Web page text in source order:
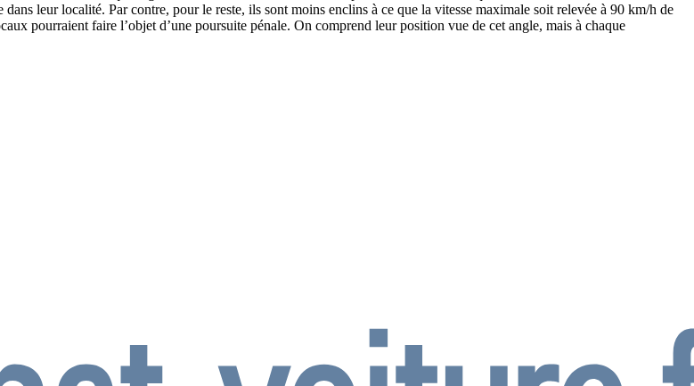
leur localité. Par contre, pour le reste, ils sont moins enclins à ce que la vitesse maximale soit relevée à 90 km/h de
pourraient faire l’objet d’une poursuite pénale. On comprend leur position vue de cet angle, mais à chaque